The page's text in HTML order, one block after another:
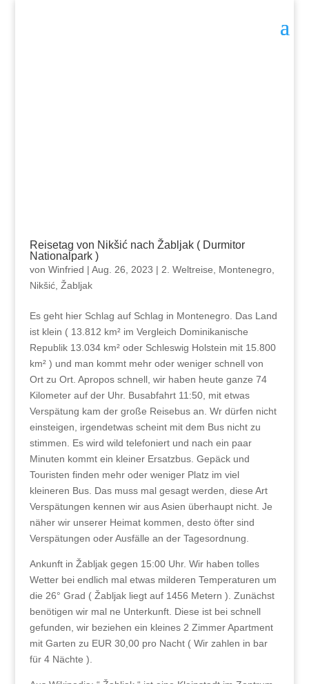
Reisetag von Nikšić nach Žabljak ( Durmitor
Nationalpark )
von Winfried | Aug. 26, 2023 | 2. Weltreise, Montenegro,
Nikšić, Žabljak
Es geht hier Schlag auf Schlag in Montenegro. Das Land
ist klein ( 13.812 km² im Vergleich Dominikanische
Republik 13.034 km² oder Schleswig Holstein mit 15.800
km² ) und man kommt mehr oder weniger schnell von
Ort zu Ort. Apropos schnell, wir haben heute ganze 74
Kilometer auf der Uhr. Busabfahrt 11:50, mit etwas
Verspätung kam der große Reisebus an. Wr dürfen nicht
einsteigen, irgendetwas scheint mit dem Bus nicht zu
stimmen. Es wird wild telefoniert und nach ein paar
Minuten kommt ein kleiner Ersatzbus. Gepäck und
Touristen finden mehr oder weniger Platz im viel
kleineren Bus. Das muss mal gesagt werden, diese Art
Verspätungen kennen wir aus Asien überhaupt nicht. Je
näher wir unserer Heimat kommen, desto öfter sind
Verspätungen oder Ausfälle an der Tagesordnung.
Ankunft in Žabljak gegen 15:00 Uhr. Wir haben tolles
Wetter bei endlich mal etwas milderen Temperaturen um
die 26° Grad ( Žabljak liegt auf 1456 Metern ). Zunächst
benötigen wir mal ne Unterkunft. Diese ist bei schnell
gefunden, wir beziehen ein kleines 2 Zimmer Apartment
mit Garten zu EUR 30,00 pro Nacht ( Wir zahlen in bar
für 4 Nächte ).